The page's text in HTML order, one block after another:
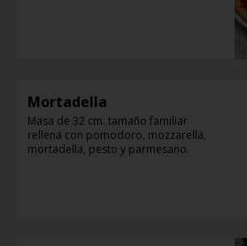
Mortadella
Masa de 32 cm. tamaño familiar
rellena con pomodoro, mozzarella,
mortadella, pesto y parmesano.